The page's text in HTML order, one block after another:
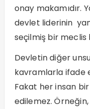
onay makamıdır.
devlet liderinin
seçilmiş bir meclis
Devletin diğer
kavramlarla ifade
Fakat her insan
edilemez.